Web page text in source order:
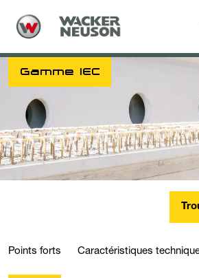
Gamme IEC
Points forts Caractéristiques